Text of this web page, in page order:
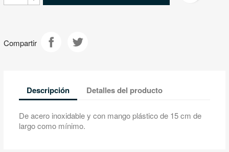
Compartir
Descripción Detalles del producto
De acero inoxidable y con mango plástico de 15 cm de
largo como mínimo.